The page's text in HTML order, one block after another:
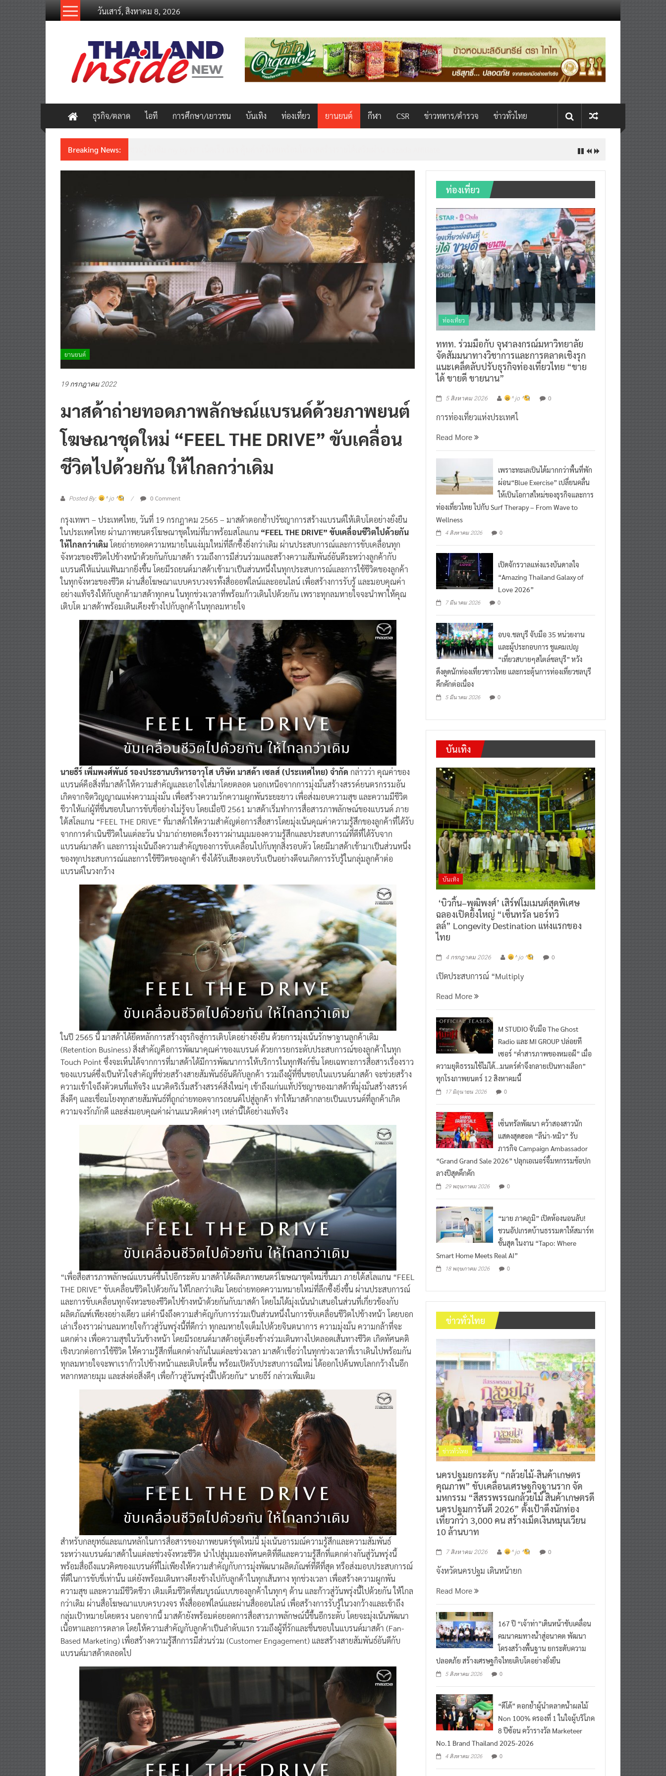
วันเสาร์, สิงหาคม 8, 2026
thailandinsidenew.com
Thailand
Inside
New
ธุรกิจ/ตลาด ไอที การศึกษา/เยาวชน บันเทิง ท่องเที่ยว ยานยนต์ กีฬา CSR ข่าวทหาร/ตำรวจ ข่าวทั่วไทย
Breaking News:
ยานยนต์
19 กรกฎาคม 2022
มาสด้าถ่ายทอดภาพลักษณ์แบรนด์ด้วยภาพยนต์
โฆษณาชุดใหม่ “FEEL THE DRIVE” ขับเคลื่อน
ชีวิตไปด้วยกัน ให้ไกลกว่าเดิม
Posted By: ^ jo ^ 0 Comment
กรุงเทพฯ – ประเทศไทย, วันที่ 19 กรกฎาคม 2565 – มาสด้าตอกย้ำปรัชญาการสร้างแบรนด์ให้เติบโตอย่างยั่งยืน
ในประเทศไทย ผ่านภาพยนตร์โฆษณาชุดใหม่ที่มาพร้อมสโลแกน “FEEL THE DRIVE” ขับเคลื่อนชีวิตไปด้วยกัน
ให้ไกลกว่าเดิม โดยถ่ายทอดความหมายในแง่มุมใหม่ที่ลึกซึ้งยิ่งกว่าเดิม ผ่านประสบการณ์และการขับเคลื่อนทุก
จังหวะของชีวิตไปข้างหน้าด้วยกันกับมาสด้า รวมถึงการมีส่วนร่วมและสร้างความสัมพันธ์อันดีระหว่างลูกค้ากับ
แบรนด์ให้แน่นแฟ้นมากยิ่งขึ้น โดยมีรถยนต์มาสด้าเข้ามาเป็นส่วนหนึ่งในทุกประสบการณ์และการใช้ชีวิตของลูกค้า
ในทุกจังหวะของชีวิต ผ่านสื่อโฆษณาแบบครบวงจรทั้งสื่อออฟไลน์และออนไลน์ เพื่อสร้างการรับรู้ และมอบคุณค่า
อย่างแท้จริงให้กับลูกค้ามาสด้าทุกคน ในทุกช่วงเวลาที่พร้อมก้าวเดินไปด้วยกัน เพราะทุกลมหายใจจะนำพาให้คุณ
เติบโต มาสด้าพร้อมเดินเคียงข้างไปกับลูกค้าในทุกลมหายใจ
นายธีร์ เพิ่มพงศ์พันธ์ รองประธานบริหารอาวุโส บริษัท มาสด้า เซลส์ (ประเทศไทย) จำกัด กล่าวว่า คุณค่าของ
แบรนด์คือสิ่งที่มาสด้าให้ความสำคัญและเอาใจใส่มาโดยตลอด นอกเหนือจากการมุ่งมั่นสร้างสรรค์ยนตรกรรมอัน
เกิดจากจิตวิญญาณแห่งความมุ่งมั่น เพื่อสร้างความรักความผูกพันระยะยาว เพื่อส่งมอบความสุข และความมีชีวิต
ชีวาให้แก่ผู้ที่ชื่นชอบในการขับขี่อย่างไม่รู้จบ โดยเมื่อปี 2561 มาสด้าเริ่มทำการสื่อสารภาพลักษณ์ของแบรนด์ ภาย
ใต้สโลแกน “FEEL THE DRIVE” ที่มาสด้าให้ความสำคัญต่อการสื่อสารโดยมุ่งเน้นคุณค่าความรู้สึกของลูกค้าที่ได้รับ
จากการดำเนินชีวิตในแต่ละวัน นำมาถ่ายทอดเรื่องราวผ่านมุมมองความรู้สึกและประสบการณ์ที่ดีที่ได้รับจาก
แบรนด์มาสด้า และการมุ่งเน้นถึงความสำคัญของการขับเคลื่อนไปกับทุกสิ่งรอบตัว โดยมีมาสด้าเข้ามาเป็นส่วนหนึ่ง
ของทุกประสบการณ์และการใช้ชีวิตของลูกค้า ซึ่งได้รับเสียงตอบรับเป็นอย่างดีจนเกิดการรับรู้ในกลุ่มลูกค้าต่อ
แบรนด์ในวงกว้าง
ในปี 2565 นี้ มาสด้าได้ยึดหลักการสร้างธุรกิจสู่การเติบโตอย่างยั่งยืน ด้วยการมุ่งเน้นรักษาฐานลูกค้าเดิม
(Retention Business) สิ่งสำคัญคือการพัฒนาคุณค่าของแบรนด์ ด้วยการยกระดับประสบการณ์ของลูกค้าในทุก
Touch Point ซึ่งจะเห็นได้จากการที่มาสด้าได้มีการพัฒนาการให้บริการในทุกฟังก์ชั่น โดยเฉพาะการสื่อสารเรื่องราว
ของแบรนด์ซึ่งเป็นหัวใจสำคัญที่ช่วยสร้างสายสัมพันธ์อันดีกับลูกค้า รวมถึงผู้ที่ชื่นชอบในแบรนด์มาสด้า จะช่วยสร้าง
ความเข้าใจถึงตัวตนที่แท้จริง แนวคิดริเริ่มสร้างสรรค์สิ่งใหม่ๆ เข้าถึงแก่นแท้ปรัชญาของมาสด้าที่มุ่งมั่นสร้างสรรค์
สิ่งดีๆ และเชื่อมโยงทุกสายสัมพันธ์ที่ถูกถ่ายทอดจากรถยนต์ไปสู่ลูกค้า ทำให้มาสด้ากลายเป็นแบรนด์ที่ลูกค้าเกิด
ความจงรักภักดี และส่งมอบคุณค่าผ่านแนวคิดต่างๆ เหล่านี้ได้อย่างแท้จริง
“เพื่อสื่อสารภาพลักษณ์แบรนด์ขึ้นไปอีกระดับ มาสด้าได้ผลิตภาพยนตร์โฆษณาชุดใหม่ขึ้นมา ภายใต้สโลแกน “FEEL
THE DRIVE” ขับเคลื่อนชีวิตไปด้วยกัน ให้ไกลกว่าเดิม โดยถ่ายทอดความหมายใหม่ที่ลึกซึ้งยิ่งขึ้น ผ่านประสบการณ์
และการขับเคลื่อนทุกจังหวะของชีวิตไปข้างหน้าด้วยกันกับมาสด้า โดยไม่ได้มุ่งเน้นนำเสนอในส่วนที่เกี่ยวข้องกับ
ผลิตภัณฑ์เพียงอย่างเดียว แต่คำนึงถึงความสำคัญกับการร่วมเป็นส่วนหนึ่งในการขับเคลื่อนชีวิตไปข้างหน้า โดยบอก
เล่าเรื่องราวผ่านลมหายใจก้าวสู่วันพรุ่งนี้ที่ดีกว่า ทุกลมหายใจเต็มไปด้วยจินตนาการ ความมุ่งมั่น ความกล้าที่จะ
แตกต่าง เพื่อความสุขในวันข้างหน้า โดยมีรถยนต์มาสด้าอยู่เคียงข้างร่วมเดินทางไปตลอดเส้นทางชีวิต เกิดทัศนคติ
เชิงบวกต่อการใช้ชีวิต ให้ความรู้สึกที่แตกต่างกันในแต่ละช่วงเวลา มาสด้าเชื่อว่าในทุกช่วงเวลาที่เราเดินไปพร้อมกัน
ทุกลมหายใจจะพาเราก้าวไปข้างหน้าและเติบโตขึ้น พร้อมเปิดรับประสบการณ์ใหม่ ได้ออกไปค้นพบโลกกว้างในอีก
หลากหลายมุม และส่งต่อสิ่งดีๆ เพื่อก้าวสู่วันพรุ่งนี้ไปด้วยกัน” นายธีร์ กล่าวเพิ่มเติม
สำหรับกลยุทธ์และแกนหลักในการสื่อสารของภาพยนตร์ชุดใหม่นี้ มุ่งเน้นอารมณ์ความรู้สึกและความสัมพันธ์
ระหว่างแบรนด์มาสด้าในแต่ละช่วงจังหวะชีวิต นำไปสู่มุมมองทัศนคติที่ดีและความรู้สึกที่แตกต่างกันสู่วันพรุ่งนี้
พร้อมสื่อถึงแนวคิดของแบรนด์ที่ไม่เพียงให้ความสำคัญกับการมุ่งพัฒนาผลิตภัณฑ์ที่ดีที่สุด หรือส่งมอบประสบการณ์
ที่ดีในการขับขี่เท่านั้น แต่ยังพร้อมเดินทางคียงข้างไปกับลูกค้าในทุกเส้นทาง ทุกช่วงเวลา เพื่อสร้างความผูกพัน
ความสุข และความมีชีวิตชีวา เติมเต็มชีวิตที่สมบูรณ์แบบของลูกค้าในทุกๆ ด้าน และก้าวสู่วันพรุ่งนี้ไปด้วยกัน ให้ไกล
กว่าเดิม ผ่านสื่อโฆษณาแบบครบวงจร ทั้งสื่อออฟไลน์และผ่านสื่อออนไลน์ เพื่อสร้างการรับรู้ในวงกว้างและเข้าถึง
กลุ่มเป้าหมายโดยตรง นอกจากนี้ มาสด้ายังพร้อมต่อยอดการสื่อสารภาพลักษณ์นี้ขึ้นอีกระดับ โดยจะมุ่งเน้นพัฒนา
เนื้อหาและการตลาด โดยให้ความสำคัญกับลูกค้าเป็นลำดับแรก รวมถึงผู้ที่รักและชื่นชอบในแบรนด์มาสด้า (Fan-
Based Marketing) เพื่อสร้างความรู้สึกการมีส่วนร่วม (Customer Engagement) และสร้างสายสัมพันธ์อันดีกับ
แบรนด์มาสด้าตลอดไป
ท่องเที่ยว
ท่องเที่ยว
ททท. ร่วมมือกับ จุฬาลงกรณ์มหาวิทยาลัย
จัดสัมมนาทางวิชาการและการตลาดเชิงรุก
แนะเคล็ดลับปรับธุรกิจท่องเที่ยวไทย “ขาย
ได้ ขายดี ขายนาน”
5 สิงหาคม 2026 ^ jo ^ 0
การท่องเที่ยวแห่งประเทศไ
Read More
เพราะทะเลเป็นได้มากกว่าพื้นที่พัก
ผ่อน“Blue Exercise” เปลี่ยนคลื่น
ให้เป็นโอกาสใหม่ของธุรกิจและการ
ท่องเที่ยวไทย ไปกับ Surf Therapy – From Wave to
Wellness
4 สิงหาคม 2026 0
เปิดจักรวาลแห่งแรงบันดาลใจ
“Amazing Thailand Galaxy of
Love 2026”
7 มีนาคม 2026 0
อบจ.ชลบุรี จับมือ 35 หน่วยงาน
และผู้ประกอบการ ชูแคมเปญ
“เที่ยวสบายๆสไตล์ชลบุรี” หวัง
ดึงดูดนักท่องเที่ยวชาวไทย และกระตุ้นการท่องเที่ยวชลบุรี
คึกคักต่อเนื่อง
5 มีนาคม 2026 0
บันเทิง
บันเทิง
‘บิวกิ้น–พุฒิพงศ์’ เสิร์ฟโมเมนต์สุดพิเศษ
ฉลองเปิดยิ่งใหญ่ “เซ็นทรัล นอร์ทวิ
ลล์” Longevity Destination แห่งแรกของ
ไทย
4 กรกฎาคม 2026 ^ jo ^ 0
เปิดประสบการณ์ “Multiply
Read More
M STUDIO จับมือ The Ghost
Radio และ MI GROUP ปล่อยที
เซอร์ “คำสารภาพของหมอผี” เมื่อ
ความยุติธรรมใช้ไม่ได้…มนตร์ดำจึงกลายเป็นทางเลือก”
ทุกโรงภาพยนตร์ 12 สิงหาคมนี้
17 มิถุนายน 2026 0
เซ็นทรัลพัฒนา คว้าสองสาวนัก
แสดงสุดฮอต “ลีน่า-หมิว” รับ
ภารกิจ Campaign Ambassador
“Grand Grand Sale 2026” ปลุกเอเนอร์จี้มหกรรมช้อปก
ลางปีสุดคึกคัก
29 พฤษภาคม 2026 0
“มาย ภาคภูมิ” เปิดห้องนอนลับ!
ชวนอัปเกรดบ้านธรรมดาให้สมาร์ท
ขั้นสุด ในงาน “Tapo: Where
Smart Home Meets Real AI”
18 พฤษภาคม 2026 0
ข่าวทั่วไทย
ข่าวทั่วไทย
นครปฐมยกระดับ “กล้วยไม้-สินค้าเกษตร
คุณภาพ” ขับเคลื่อนเศรษฐกิจฐานราก จัด
มหกรรม “สีสรรพรรณกล้วยไม้ สินค้าเกษตรดี
นครปฐมการันตี 2026” ตั้งเป้าดึงนักท่อง
เที่ยวกว่า 3,000 คน สร้างเม็ดเงินหมุนเวียน
10 ล้านบาท
7 สิงหาคม 2026 ^ jo ^ 0
จังหวัดนครปฐม เดินหน้ายก
Read More
167 ปี “เจ้าท่า”เดินหน้าขับเคลื่อน
คมนาคมทางน้ำสู่อนาคต พัฒนา
โครงสร้างพื้นฐาน ยกระดับความ
ปลอดภัย สร้างเศรษฐกิจไทยเติบโตอย่างยั่งยืน
5 สิงหาคม 2026 0
“ดีโด้” ตอกย้ำผู้นำตลาดน้ำผลไม้
Non 100% ครองที่ 1 ในใจผู้บริโภค
8 ปีซ้อน คว้ารางวัล Marketeer
No.1 Brand Thailand 2025-2026
4 สิงหาคม 2026 0